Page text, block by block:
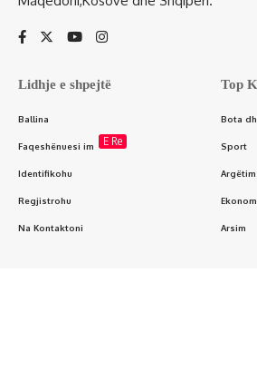
Lidhje e shpejtë
Ballina
Faqeshënuesi im E Re
Identifikohu
Regjistrohu
Na Kontaktoni
Top
Bota
Sport
Argëtim
Arsim